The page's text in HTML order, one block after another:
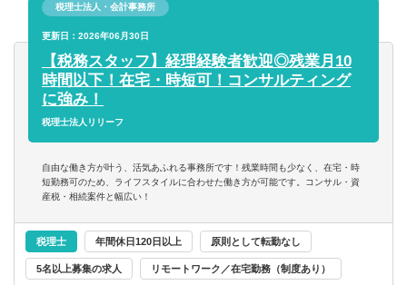
■ゆくゆくは経営層として活躍していきたいという意欲をお
持ちの方
※仕事に対する意欲や、上昇志向のある方、大歓迎です！
人間性を重視しながら採用しているので、たとえ税務の経
■資産税業務
■各種申告書作成、確定申告業務
■決算業務、年末調整
■関与先への報告
■新規顧客開拓 etc.
マネーフォワード、freee、弥生、達人、TKC
※その他お客様や職員の要望により導入する可能性あり
税理士法人・会計事務所
更新日：2026年06月30日
【税務スタッフ】経理経験者歓迎◎残業月10
時間以下！在宅・時短可！コンサルティング
に強み！
税理士法人リリーフ
自由な働き方が叶う、活気あふれる事務所です！残業時間も少なく、在宅・時
短勤務可のため、ライフスタイルに合わせた働き方が可能です。コンサル・資
産税・相続案件と幅広い！
税理士 年間休日120日以上 原則として転勤なし
5名以上募集の求人 リモートワーク／在宅勤務（制度あり）
海外赴任の機会あり
管理職求人
オンライン面接／WEB面接（実績あり）